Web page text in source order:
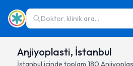
Doktor, klinik ara...
Anjiyoplasti, İstanbul
İstanbul içinde toplam 180